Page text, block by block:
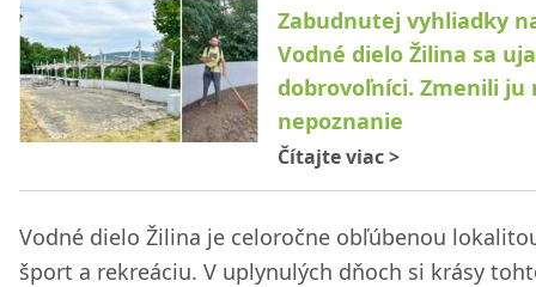
Zabudnutej vyhliadky
Vodné dielo Žilina sa
dobrovoľníci. Zmenili ju
nepoznanie
Čítajte viac>
Vodné dielo Žilina je celoročne obľúbenou
šport a rekreáciu. V uplynulých dňoch si krásy